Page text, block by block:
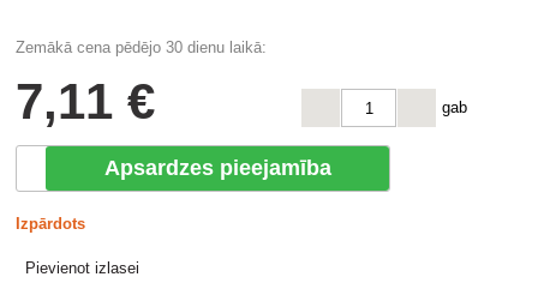
Zemākā cena pēdējo 30 dienu laikā:
7,11 € gab
Apsardzes pieejamība
Izpārdots
Pievienot izlasei